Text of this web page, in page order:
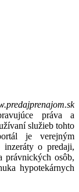
práva a
služieb tohto
je verejným
inzeráty o predaji,
právnických osôb,
hypotekárnych